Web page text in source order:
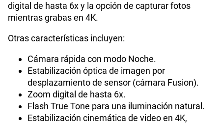
digital de hasta 6x y la opción de capturar fotos
mientras grabas en 4K.
Otras características incluyen:
Cámara rápida con modo Noche.
Estabilización óptica de imagen por
desplazamiento de sensor (cámara Fusion).
Zoom digital de hasta 6x.
Flash True Tone para una iluminación natural.
Estabilización cinemática de video en 4K,